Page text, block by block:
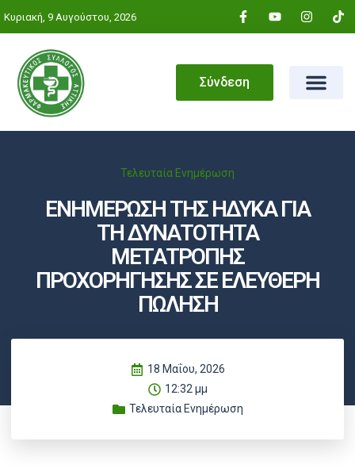
Κυριακή, 9 Αυγούστου, 2026
Σύνδεση
Τελευταία Ενημέρωση
ΕΝΗΜΕΡΩΣΗ ΤΗΣ ΗΔΥΚΑ ΓΙΑ
ΤΗ ΔΥΝΑΤΟΤΗΤΑ
ΜΕΤΑΤΡΟΠΗΣ
ΠΡΟΧΟΡΗΓΗΣΗΣ ΣΕ ΕΛΕΥΘΕΡΗ
ΠΩΛΗΣΗ
18 Μαΐου, 2026
12:32 μμ
Τελευταία Ενημέρωση